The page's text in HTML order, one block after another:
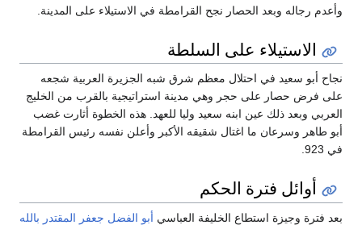
رجاله وبعد الحصار نجح القرامطة في الاستيلاء على المدينة.
الاستيلاء على السلطة
أبو سعيد في احتلال معظم شرق شبه الجزيرة العربية شجعه
فرض حصار على حجر وهي مدينة استراتيجية بالقرب من الخليج
وبعد ذلك عين ابنه سعيد وليا للعهد. هذه الخطوة أثارت غضب
طاهر وسرعان ما اغتال شقيقه الأكبر وأعلن نفسه رئيس القرامطة
أوائل فترة الحكم
فترة وجيزة استطاع الخليفة العباسيأبو الفضل جعفر المقتدر بالله